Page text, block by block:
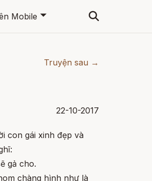
Mobile 🞃
Truyện sau →
22-10-2017
con gái xinh đẹp và
gả cho.
chàng hình như là